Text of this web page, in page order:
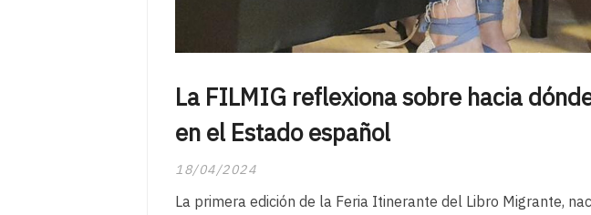
La FILMIG reflexiona sobre hacia
en el Estado español
18/04/2024
La primera edición de la Feria Itinerante del Libro Migrante,